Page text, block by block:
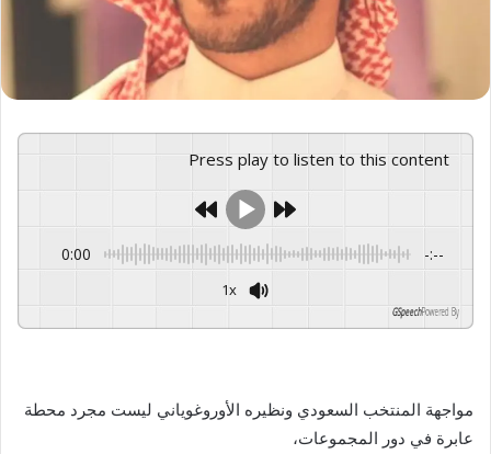
Press play to listen to this content
0:00 -:--
1x
Powered By
GSpeech
مواجهة المنتخب السعودي ونظيره الأوروغوياني ليست مجرد محطة
عابرة في دور المجموعات،